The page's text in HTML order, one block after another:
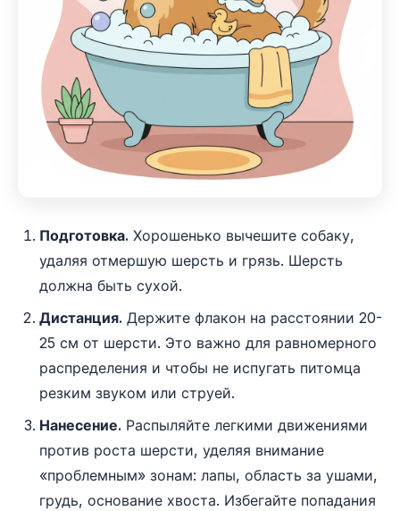
Подготовка. Хорошенько вычешите собаку,
удаляя отмершую шерсть и грязь. Шерсть
должна быть сухой.
Дистанция. Держите флакон на расстоянии 20-
25 см от шерсти. Это важно для равномерного
распределения и чтобы не испугать питомца
резким звуком или струей.
Нанесение. Распыляйте легкими движениями
против роста шерсти, уделяя внимание
«проблемным» зонам: лапы, область за ушами,
грудь, основание хвоста. Избегайте попадания